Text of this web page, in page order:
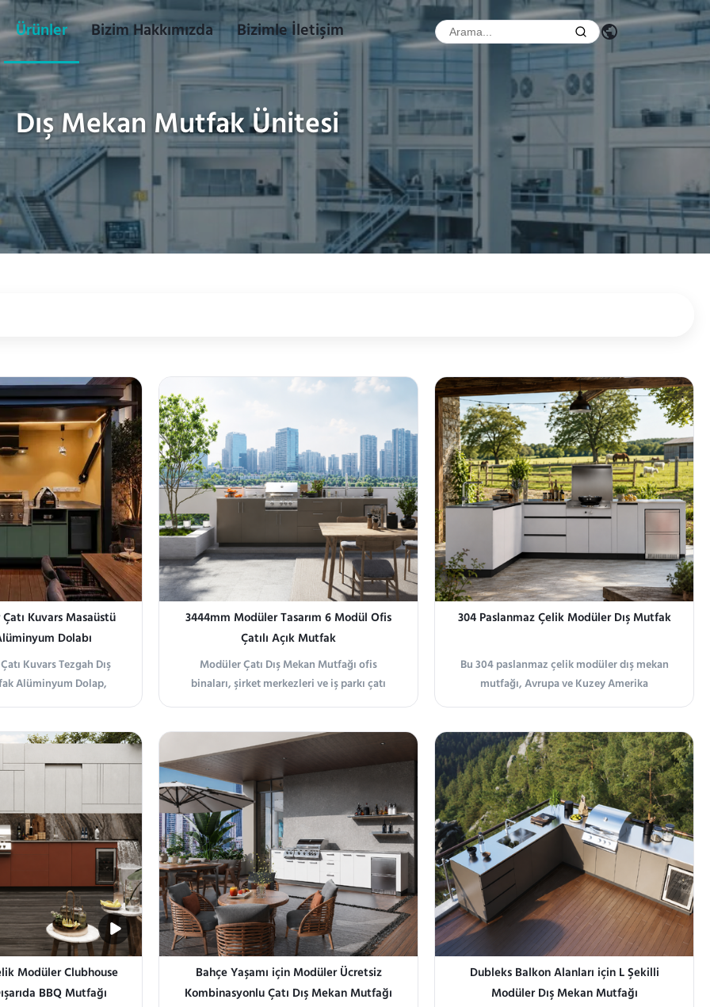
Ürünler Bizim Hakkımızda Bizimle İletişim
Dış Mekan Mutfak Ünitesi
Kuvars Masaüstü
Dolabı
Kuvars Tezgah Dış
Alüminyum Dolap,
dış mekan
depolama, soğutma,
hazırlığını birleştirir.
3444mm Modüler Tasarım 6 Modül Ofis
Çatılı Açık Mutfak
Modüler Çatı Dış Mekan Mutfağı ofis
binaları, şirket merkezleri ve iş parkı çatı
bahçeleri için geliştirilmiştir. Pişirme,
işlevlerini entegre ederek çalışanlar ve
ziyaretçiler için pratik bir açık hava yemeği
ortamı yaratır.
304 Paslanmaz Çelik Modüler Dış Mutfak
Bu 304 paslanmaz çelik modüler dış mekan
mutfağı, Avrupa ve Kuzey Amerika
pazarlarındaki çiftlikler, bahçeler, verandalar
tasarlanmıştır. L şeklindeki konfigürasyon,
lavabo dolaplarını, çekmeceli dolapları,
depolama dolaplarını, ocak dolaplarını ve
buzdolabı modülünü birleştirebilir
Modüler Clubhouse
BBQ Mutfağı
Bahçe Yaşamı için Modüler Ücretsiz
Kombinasyonlu Çatı Dış Mekan Mutfağı
Dubleks Balkon Alanları için L Şekilli
Modüler Dış Mekan Mutfağı